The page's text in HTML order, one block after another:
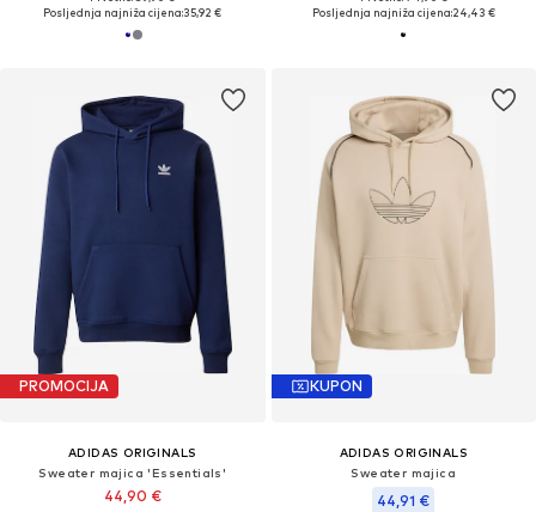
Posljednja najniža cijena:35,92 €
Posljednja najniža cijena:24,43 €
PROMOCIJA
ADIDAS ORIGINALS
Sweater majica 'Essentials'
44,90 €
KUPON
ADIDAS ORIGINALS
Sweater majica
44,91 €